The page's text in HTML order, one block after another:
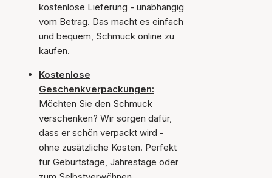
kostenlose Lieferung - unabhängig
vom Betrag. Das macht es einfach
und bequem, Schmuck online zu
kaufen.
Kostenlose
Geschenkverpackungen:
Möchten Sie den Schmuck
verschenken? Wir sorgen dafür,
dass er schön verpackt wird -
ohne zusätzliche Kosten. Perfekt
für Geburtstage, Jahrestage oder